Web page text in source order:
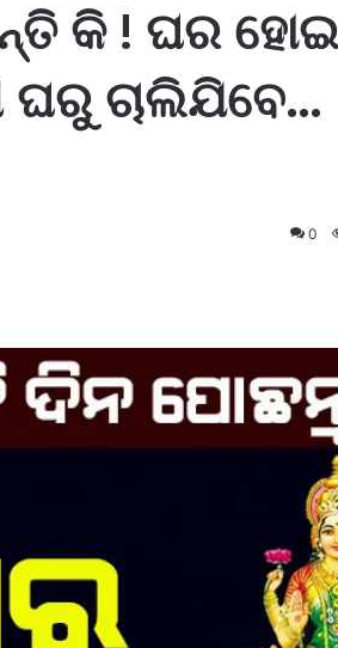
କି ! ଘର
ଘରୁ ଚାଲିଯିବେ…
0